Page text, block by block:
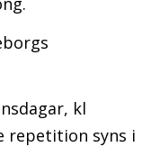
kl
repetition syns i